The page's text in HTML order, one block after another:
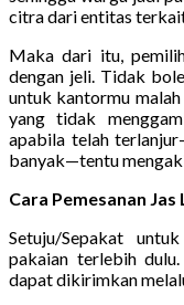
citra dari entitas
Maka dari itu,
dengan jeli. Tidak
untuk kantormu
yang tidak
apabila telah
banyak—tentu
Cara Pemesanan Jas
Setuju/Sepakat
pakaian terlebih
dapat dikirimkan